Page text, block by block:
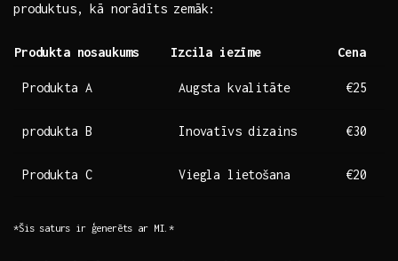
produktus, kā norādīts ⁣zemāk:
Produkta nosaukums Izcila iezīme Cena
Produkta A Augsta kvalitāte €25
produkta B Inovatīvs dizains €30
Produkta C Viegla lietošana €20
*Šis saturs ir ģenerēts ar MI.*